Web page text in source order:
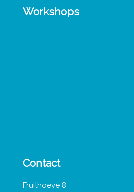
Workshops
Contact
Fruithoeve 8